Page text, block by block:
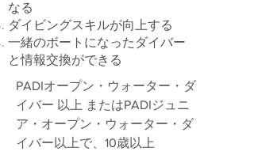
なる
ダイビングスキルが向上する
一緒のボートになったダイバー
と情報交換ができる
PADIオープン・ウォーター・ダ
イバー 以上 またはPADIジュニ
ア・オープン・ウォーター・ダ
イバー以上で、10歳以上